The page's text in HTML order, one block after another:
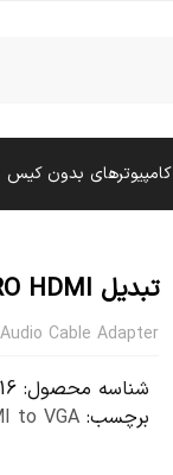
کامپیوترهای بدون کیس
تبدیل VGA TO MICRO HDMI
Cable Adapter
شناسه محصول:
برچسب:to VGA